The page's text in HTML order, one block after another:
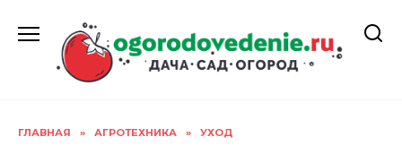
содержанию
ГЛАВНАЯ » АГРОТЕХНИКА » УХОД